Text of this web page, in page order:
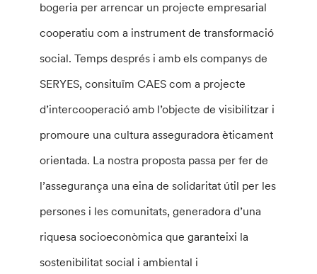
bogeria per arrencar un projecte empresarial
cooperatiu com a instrument de transformació
social. Temps després i amb els companys de
SERYES, consituïm CAES com a projecte
d’intercooperació amb l’objecte de visibilitzar i
promoure una cultura asseguradora èticament
orientada. La nostra proposta passa per fer de
l’assegurança una eina de solidaritat útil per les
persones i les comunitats, generadora d’una
riquesa socioeconòmica que garanteixi la
sostenibilitat social i ambiental i